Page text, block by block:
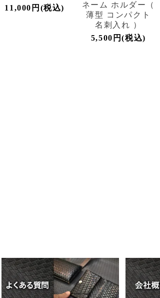
11,000円(税込)
ネーム ホルダー（
薄型 コンパクト
名刺入れ ）
5,500円(税込)